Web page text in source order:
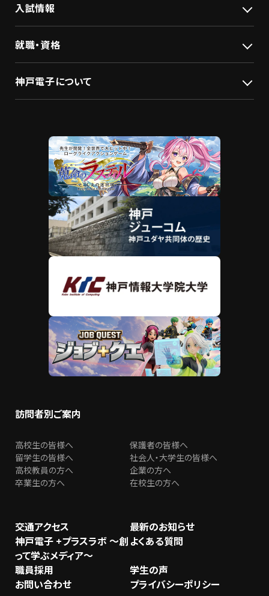
入試情報
就職・資格
神戸電子について
訪問者別ご案内
高校生の皆様へ
保護者の皆様へ
留学生の皆様へ
社会人・大学生の皆様へ
高校教員の方へ
企業の方へ
卒業生の方へ
在校生の方へ
交通アクセス
最新のお知らせ
神戸電子 +プラスラボ ～創
って学ぶメディア～
よくある質問
職員採用
学生の声
お問い合わせ
プライバシーポリシー